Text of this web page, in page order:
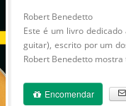
Robert Benedetto
Este é um livro
guitar), escrito por um
Robert Benedetto mostra
Encomendar